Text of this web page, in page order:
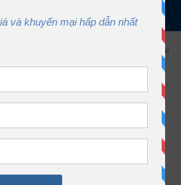
Bán găng tay cách điện 15kv tại
cách điện 15kv
2016-08-07